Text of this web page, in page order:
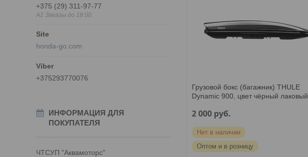
+375 (29) 311-97-77
A1 Заказы до 18:00
honda-go.com
+375293770076
ИНФОРМАЦИЯ ДЛЯ
ПОКУПАТЕЛЯ
ЧТСУП "Аквамоторс"
Грузовой бокс (багажник) THULE
Dynamic 900, цвет чёрный лаковый
2 000 руб.
Нет в наличии
Оптом и в розницу